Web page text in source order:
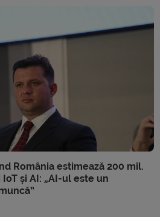
România estimează 200 mil.
și AI: „AI-ul este un